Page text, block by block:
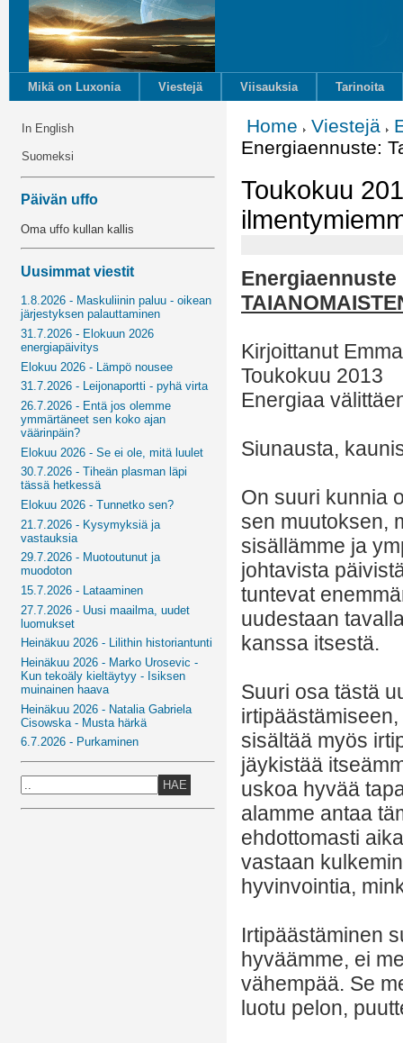
Mikä on Luxonia Viestejä Viisauksia Tarinoita
In English
Suomeksi
Päivän uffo
Oma uffo kullan kallis
Uusimmat viestit
1.8.2026 - Maskuliinin paluu - oikean
järjestyksen palauttaminen
31.7.2026 - Elokuun 2026
energiapäivitys
Elokuu 2026 - Lämpö nousee
31.7.2026 - Leijonaportti - pyhä virta
26.7.2026 - Entä jos olemme
ymmärtäneet sen koko ajan
väärinpäin?
Elokuu 2026 - Se ei ole, mitä luulet
30.7.2026 - Tiheän plasman läpi
tässä hetkessä
Elokuu 2026 - Tunnetko sen?
21.7.2026 - Kysymyksiä ja
vastauksia
29.7.2026 - Muotoutunut ja
muodoton
15.7.2026 - Lataaminen
27.7.2026 - Uusi maailma, uudet
luomukset
Heinäkuu 2026 - Lilithin historiantunti
Heinäkuu 2026 - Marko Urosevic -
Kun tekoäly kieltäytyy - Isiksen
muinainen haava
Heinäkuu 2026 - Natalia Gabriela
Cisowska - Musta härkä
6.7.2026 - Purkaminen
HAE
Home Viestejä
Energiaennuste:
Toukokuu
Energiaennuste
Kirjoittanut
Toukokuu 2013
Energiaa
Siunausta,
On suuri kunnia
sen muutoksen,
sisällämme ja
johtavista
tuntevat
uudestaan
kanssa itsestä.
Suuri osa tästä
sisältää myös
jäykistää
uskoa hyvää
alamme antaa
ehdottomasti
vastaan
hyvinvointia,
Irtipäästäminen
hyväämme, ei
vähempää. Se
luotu pelon,